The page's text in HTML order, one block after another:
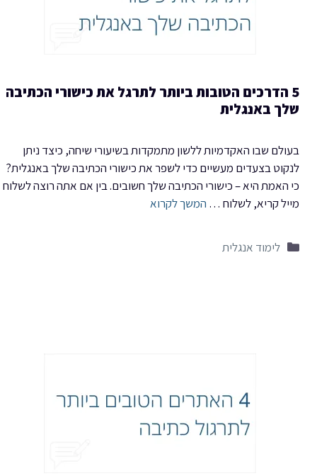
5 הדרכים הטובות ביותר לתרגל את כישורי הכתיבה
שלך באנגלית
בעולם שבו האקדמיות ללשון מתמקדות בשיעורי שיחה, כיצד ניתן
לנקוט בצעדים מעשיים כדי לשפר את כישורי הכתיבה שלך באנגלית?
כי האמת היא – כישורי הכתיבה שלך חשובים. בין אם אתה רוצה לשלוח
מייל קריא, לשלוח … המשך לקרוא
קטגוריות
לימוד אנגלית